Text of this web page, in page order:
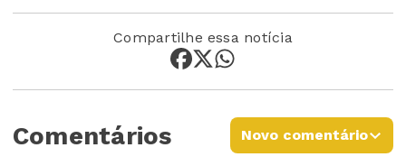
Compartilhe essa notícia
Comentários Novo comentário